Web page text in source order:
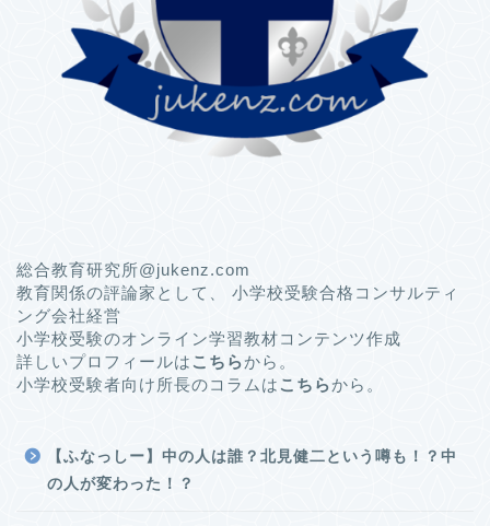
総合教育研究所@jukenz.com
教育関係の評論家として、 小学校受験合格コンサルティ
ング会社経営
小学校受験のオンライン学習教材コンテンツ作成
詳しいプロフィールはこちらから。
小学校受験者向け所長のコラムは こちらから。
【ふなっしー】中の人は誰？北見健二という噂も！？中
の人が変わった！？